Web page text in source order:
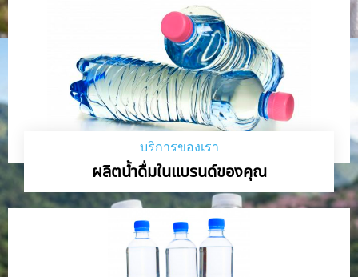
บริการของเรา
ผลิตน้ำดื่มในแบรนด์ของคุณ